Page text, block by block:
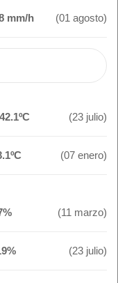
mm/h (01 agosto)
42.1ºC (23 julio)
(07 enero)
(11 marzo)
(23 julio)